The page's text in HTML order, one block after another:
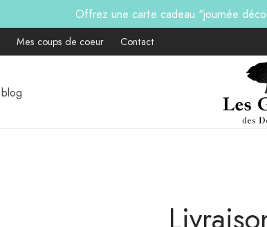
Offrez une carte cadeau "journée
Mes coups de coeur Contact
blog